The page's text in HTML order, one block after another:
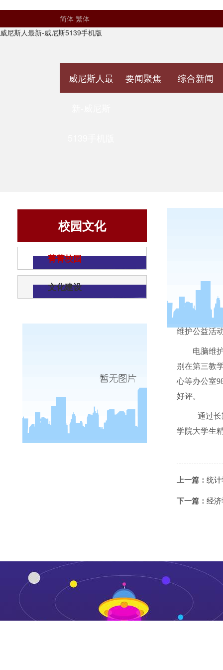
简体 繁体
威尼斯人最新-威尼斯5139手机版
威尼斯人最 要闻聚焦 综合新闻
校园文化
菁菁校园
文化建设
10日
维护公益活
电脑维
别在第三教
心等办公室
好评。
通过长
学院大学生
上一篇： 统
下一篇： 经